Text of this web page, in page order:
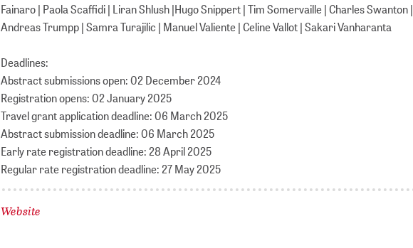
Fainaro | Paola Scaffidi | Liran Shlush |Hugo Snippert | Tim Somervaille | Charles Swanton |
Andreas Trumpp | Samra Turajilic | Manuel Valiente | Celine Vallot | Sakari Vanharanta
Deadlines:
Abstract submissions open: 02 December 2024
Registration opens: 02 January 2025
Travel grant application deadline: 06 March 2025
Abstract submission deadline: 06 March 2025
Early rate registration deadline: 28 April 2025
Regular rate registration deadline: 27 May 2025
Website